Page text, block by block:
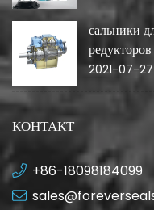
сальники
редукторов
2021-07-27
КОНТАКТ
+86-18098184099